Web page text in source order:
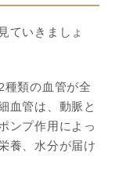
ていきましょ
類の血管が全
血管は、動脈と
ンプ作用によっ
養、水分が届け